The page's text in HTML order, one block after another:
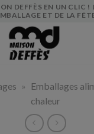
DEFFÈS EN UN CLIC !
ET DE LA
» Emballages
chaleur